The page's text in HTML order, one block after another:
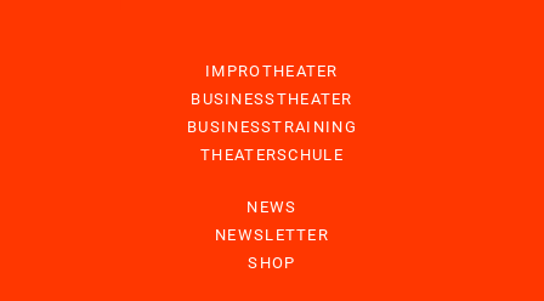
IMPROTHEATER
BUSINESSTHEATER
BUSINESSTRAINING
THEATERSCHULE
NEWS
NEWSLETTER
SHOP